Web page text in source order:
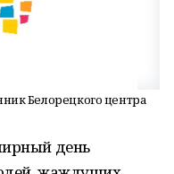
Белорецкого центра
день